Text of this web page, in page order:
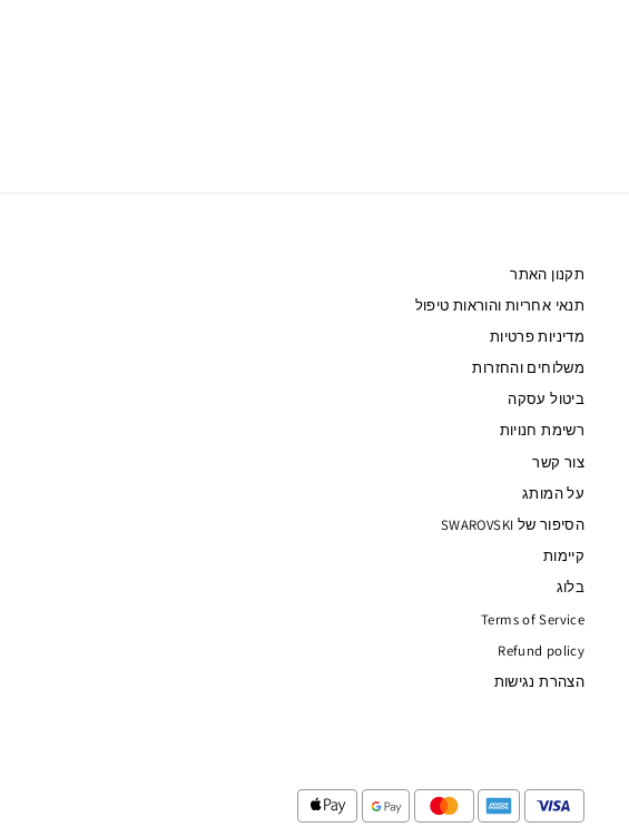
תקנון האתר
תנאי אחריות והוראות טיפול
מדיניות פרטיות
משלוחים והחזרות
ביטול עסקה
רשימת חנויות
צור קשר
על המותג
הסיפור של SWAROVSKI
קיימות
בלוג
Terms of Service
Refund policy
הצהרת נגישות